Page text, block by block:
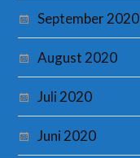
September 2020
August 2020
Juli 2020
Juni 2020